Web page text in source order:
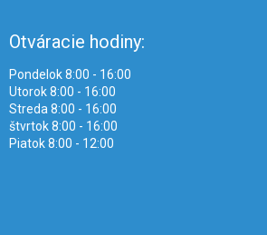
Otváracie hodiny:
Pondelok 8:00 - 16:00
Utorok 8:00 - 16:00
Streda 8:00 - 16:00
štvrtok 8:00 - 16:00
Piatok 8:00 - 12:00